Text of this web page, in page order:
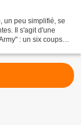
un peu simplifié, se
Il s'agit d'une
: un six coups